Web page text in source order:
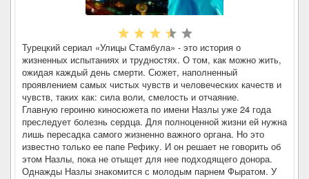
Турецкий сериал «Улицы Стамбула» - это история о
жизненных испытаниях и трудностях. О том, как можно жить,
ожидая каждый день смерти. Сюжет, наполненный
проявлением самых чистых чувств и человеческих качеств и
чувств, таких как: сила воли, смелость и отчаяние.
Главную героиню киносюжета по имени Назлы уже 24 года
преследует болезнь сердца. Для полноценной жизни ей нужна
лишь пересадка самого жизненно важного органа. Но это
известно только ее папе Рефику. И он решает не говорить об
этом Назлы, пока не отыщет для нее подходящего донора.
Однажды Назлы знакомится с молодым парнем Фыратом. У